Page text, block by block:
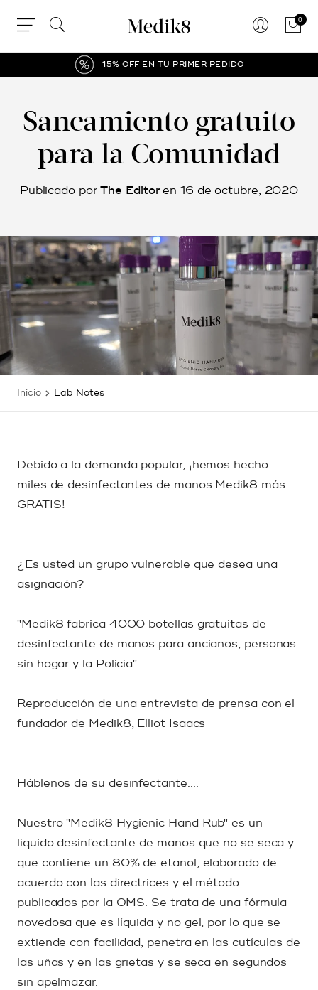
0
3 CUOTAS SIN
Saneamiento gratuito
para la Comunidad
Publicado porThe Editoren16 de octubre, 2020
Inicio Lab Notes
Debido a la demanda popular, ¡hemos hecho
miles de desinfectantes de manos Medik8 más
GRATIS!
¿Es usted un grupo vulnerable que desea una
asignación?
"Medik8 fabrica 4000 botellas gratuitas de
desinfectante de manos para ancianos, personas
sin hogar y la Policía"
Reproducción de una entrevista de prensa con el
fundador de Medik8, Elliot Isaacs
Háblenos de su desinfectante....
Nuestro "Medik8 Hygienic Hand Rub" es un
líquido desinfectante de manos que no se seca y
que contiene un 80% de etanol, elaborado de
acuerdo con las directrices y el método
publicados por la OMS. Se trata de una fórmula
novedosa que es líquida y no gel, por lo que se
extiende con facilidad, penetra en las cutículas de
las uñas y en las grietas y se seca en segundos
sin apelmazar.